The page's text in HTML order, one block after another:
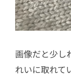
画像だと少し
れいに取れ